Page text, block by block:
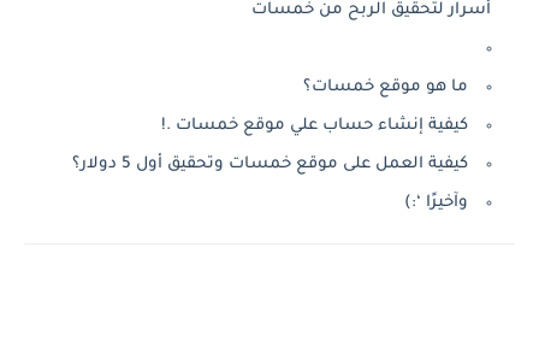
أسرار لتحقيق الربح من خمسات
ما هو موقع خمسات؟
كيفية إنشاء حساب علي موقع خمسات .!
كيفية العمل على موقع خمسات وتحقيق أول 5 دولار؟
وآخيرًا ‘:)